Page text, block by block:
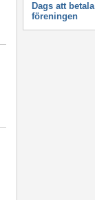
Dags att
föreningen